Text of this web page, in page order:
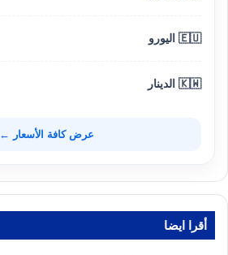
🇪🇺 اليورو
🇰🇼 الدينار
عرض كافة الأسعار ←
أقرا ايضا